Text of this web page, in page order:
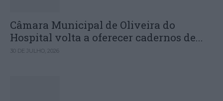
Câmara Municipal de Oliveira do
Hospital volta a oferecer cadernos de...
30 DE JULHO, 2026